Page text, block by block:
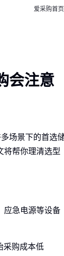
爱采购首页
会注意
场景下的首选
帮你理清选型
应急电源等设备
采购成本低